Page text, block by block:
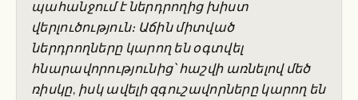
պահանջում է ներդրողից խիստ
վերլուծություն։ Աճին միտված
ներդրողները կարող են օգտվել
հնարավորությունից՝ հաշվի առնելով մեծ
ռիսկը, իսկ ավելի զգուշավորները կարող են